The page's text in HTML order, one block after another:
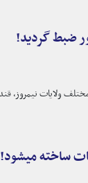
ضبط گردید!
ساخته میشود!